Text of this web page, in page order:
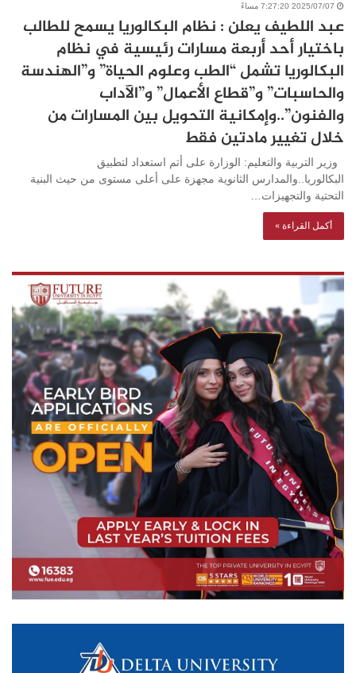
2025/07/07 7:27:20 مساءً
عبد اللطيف يعلن : نظام البكالوريا يسمح للطالب
باختيار أحد أربعة مسارات رئيسية في نظام
البكالوريا تشمل “الطب وعلوم الحياة” و”الهندسة
والحاسبات” و”قطاع الأعمال” و”الآداب
والفنون”..وإمكانية التحويل بين المسارات من
خلال تغيير مادتين فقط
وزير التربية والتعليم: الوزارة على أتم استعداد لتطبيق
البكالوريا..والمدارس الثانوية مجهزة على أعلى مستوى من حيث البنية
التحتية والتجهيزات…
أكمل القراءة »